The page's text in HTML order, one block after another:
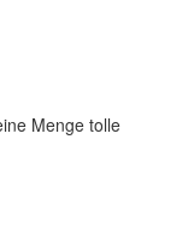
Menge tolle